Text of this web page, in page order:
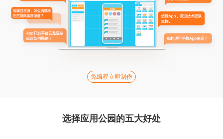
免编程立即制作
选择应用公园的五大好处